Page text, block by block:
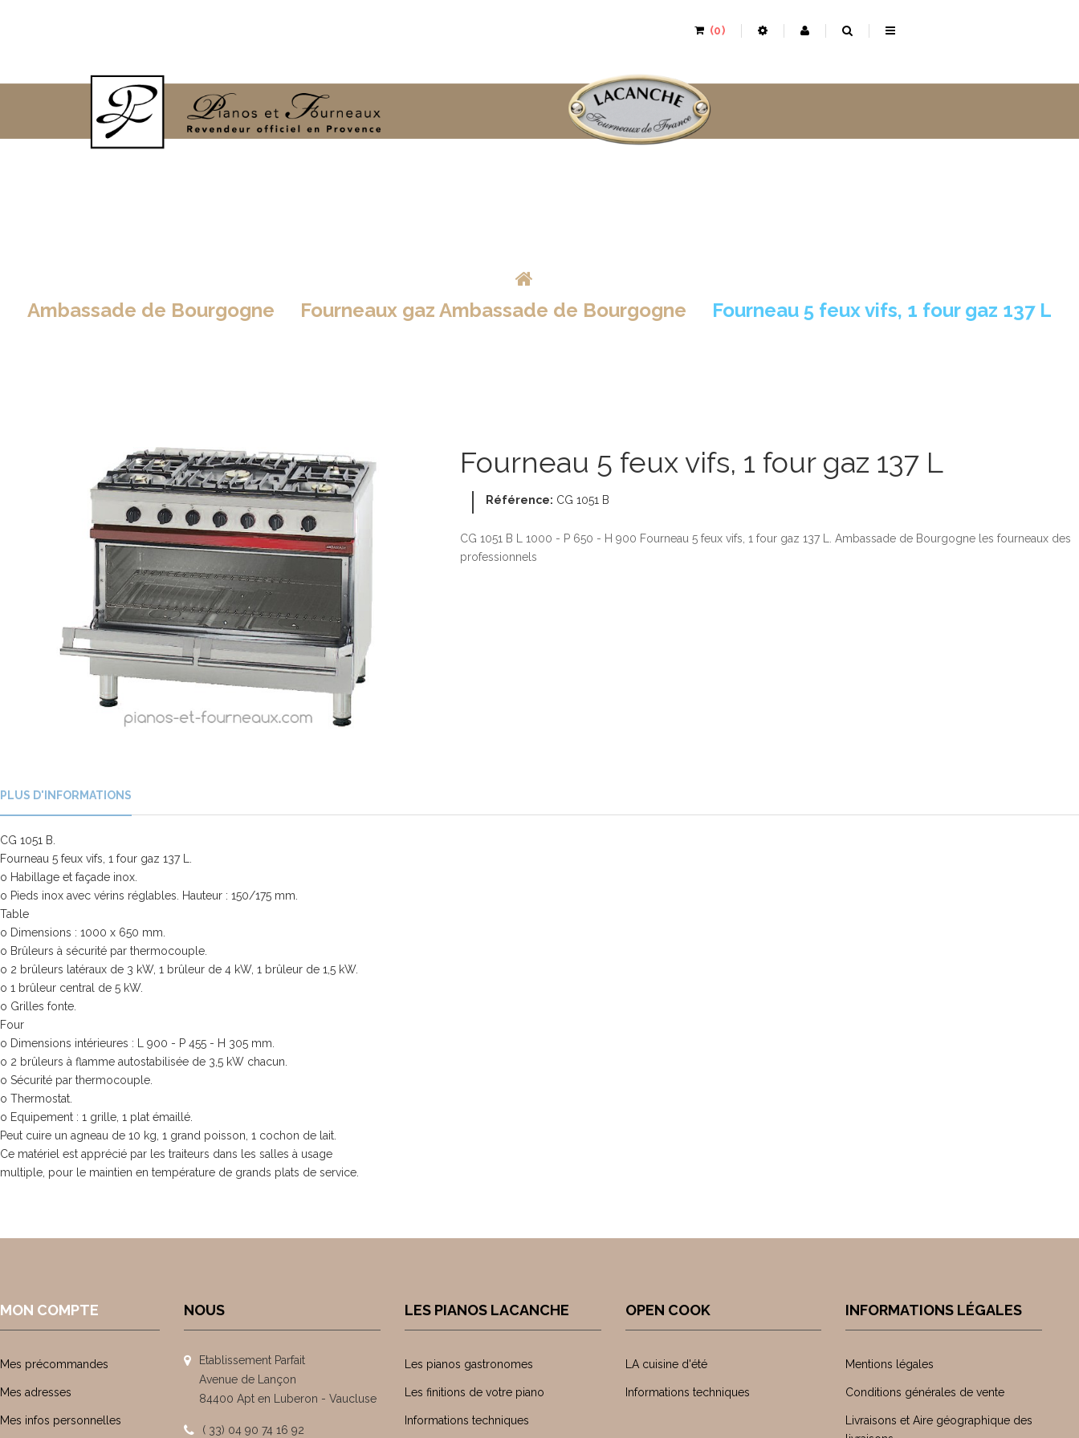
0
Ambassade de Bourgogne
Fourneaux gaz Ambassade de Bourgogne Fourneau 5 feux vifs, 1 four gaz 137 L
Fourneau 5 feux vifs, 1 four gaz 137 L
Référence: CG 1051 B
CG 1051 B L 1000 - P 650 - H 900 Fourneau 5 feux vifs, 1 four gaz 137 L. Ambassade de Bourgogne les fourneaux des
professionnels
PLUS D'INFORMATIONS
CG 1051 B.
Fourneau 5 feux vifs, 1 four gaz 137 L.
o Habillage et façade inox.
o Pieds inox avec vérins réglables. Hauteur : 150/175 mm.
Table
o Dimensions : 1000 x 650 mm.
o Brûleurs à sécurité par thermocouple.
o 2 brûleurs latéraux de 3 kW, 1 brûleur de 4 kW, 1 brûleur de 1,5 kW.
o 1 brûleur central de 5 kW.
o Grilles fonte.
Four
o Dimensions intérieures : L 900 - P 455 - H 305 mm.
o 2 brûleurs à flamme autostabilisée de 3,5 kW chacun.
o Sécurité par thermocouple.
o Thermostat.
o Equipement : 1 grille, 1 plat émaillé.
Peut cuire un agneau de 10 kg, 1 grand poisson, 1 cochon de lait.
Ce matériel est apprécié par les traiteurs dans les salles à usage
multiple, pour le maintien en température de grands plats de service.
MON COMPTE
Mes précommandes
Mes adresses
Mes infos personnelles
NOUS
Etablissement Parfait
Avenue de Lançon
84400 Apt en Luberon - Vaucluse
( 33) 04 90 74 16 92
LES PIANOS LACANCHE
Les pianos gastronomes
Les finitions de votre piano
Informations techniques
OPEN COOK
LA cuisine d'été
Informations techniques
INFORMATIONS LÉGALES
Mentions légales
Conditions générales de vente
Livraisons et Aire géographique des